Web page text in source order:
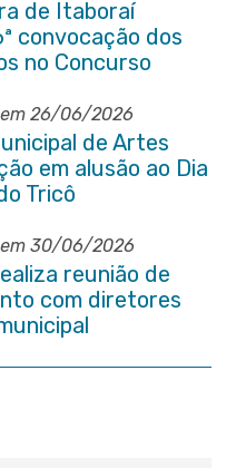
de Itaboraí
convocação dos
no Concurso
26/06/2026
de Artes
em alusão ao Dia
Tricô
30/06/2026
reunião de
com diretores